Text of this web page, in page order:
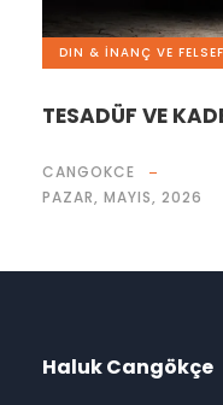
DIN & İNANÇ VE
TESADÜF VE
CANGOKCE
PAZAR, MAYIS, 2026
Haluk Cangökçe